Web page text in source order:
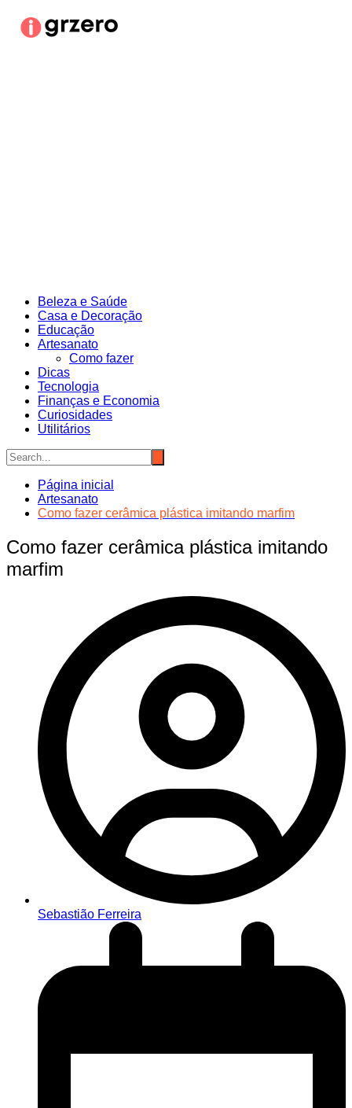
para
Beleza e Saúde
Casa e Decoração
Educação
Artesanato
Como fazer
Dicas
Tecnologia
Finanças e Economia
Curiosidades
Utilitários
Página inicial
Artesanato
Como fazer cerâmica plástica imitando marfim
Como fazer cerâmica plástica imitando
marfim
Sebastião Ferreira